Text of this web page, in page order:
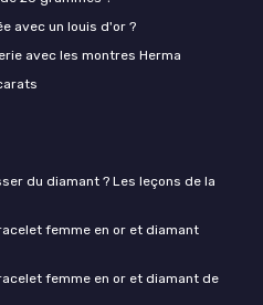
avec un louis d'or ?
avec les montres Herma
du diamant ? Les leçons de la
femme en or et diamant
femme en or et diamant de